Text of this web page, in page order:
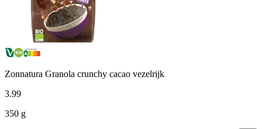
Zonnatura Granola crunchy cacao vezelrijk
3.99
350 g